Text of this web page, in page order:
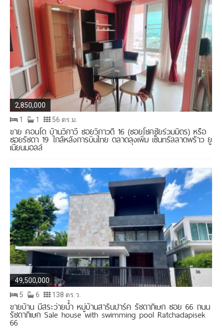
2,850,000
1
1 56 ตร.ม.
ขาย คอนโด บ้านวิภาวี ซอยวิภาวดี 16 (ซอยโชคชัยร่วมมิตร) หรือ
ซอยรัชดา 19 ใกล้หลังการบินไทย ตลาดลุงเพิ่ม เซ็นทรัลลาดพร้าว ยู
เนี่ยนมอลล์
49,500,000
5
6 138 ตร.ว.
ขายบ้าน มีสระว่ายน้ำ หมู่บ้านสารินปาร์ค รัชดาภิเษก ซอย 66 ถนน
รัชดาภิเษก Sale house with swimming pool Ratchadapisek
66